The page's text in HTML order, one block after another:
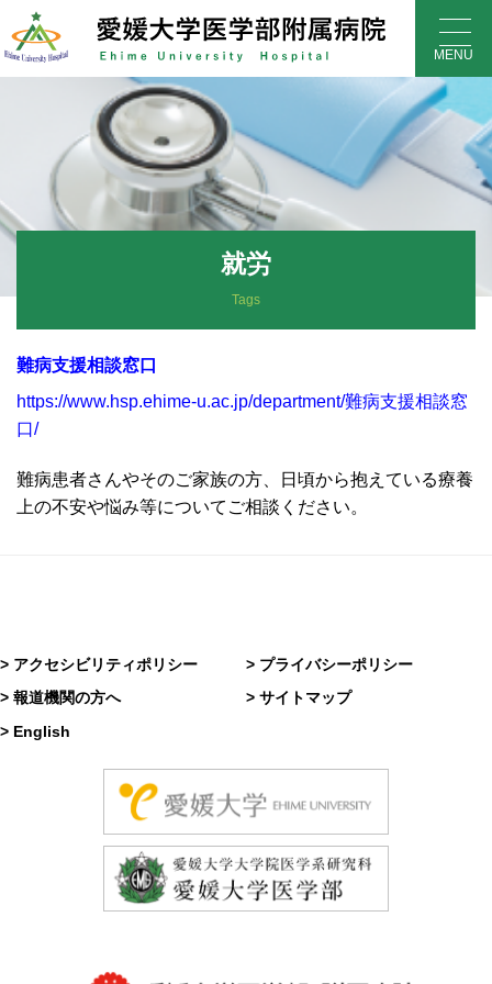
Skip
to
content
MENU
就労
Tags
難病支援相談窓口
https://www.hsp.ehime-u.ac.jp/department/難病支援相談窓
口/
難病患者さんやそのご家族の方、日頃から抱えている療養
上の不安や悩み等についてご相談ください。
> アクセシビリティポリシー
> プライバシーポリシー
> 報道機関の方へ
> サイトマップ
> English